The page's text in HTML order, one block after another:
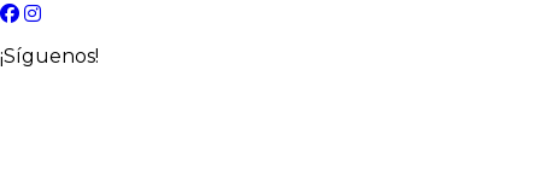
¡Síguenos!